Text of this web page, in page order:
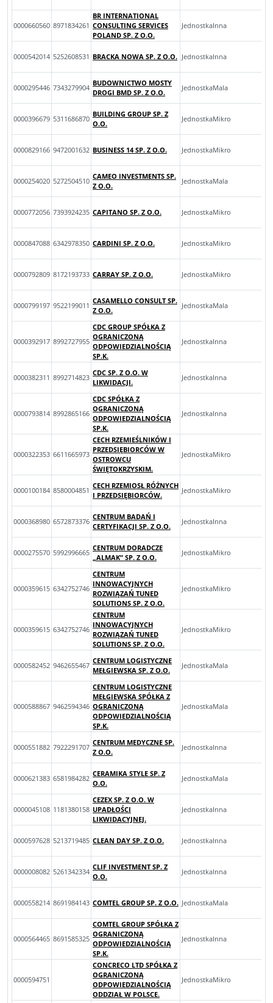
0000660560 8971834261
BR INTERNATIONAL
CONSULTING SERVICES
POLAND SP. Z O.O.
JednostkaInna
0000542014 5252608531 BRACKA NOWA SP. Z O.O. JednostkaInna
0000295446 7343279904
BUDOWNICTWO MOSTY
DROGI BMD SP. Z O.O.
JednostkaMala
0000396679 5311686870
BUILDING GROUP SP. Z
O.O.
JednostkaMikro
0000829166 9472001632 BUSINESS 14 SP. Z O.O. JednostkaMikro
0000254020 5272504510
CAMEO INVESTMENTS SP.
Z O.O.
JednostkaMala
0000772056 7393924235 CAPITANO SP. Z O.O. JednostkaMikro
0000847088 6342978350 CARDINI SP. Z O.O. JednostkaMikro
0000792809 8172193733 CARRAY SP. Z O.O. JednostkaMikro
0000799197 9522199011
CASAMELLO CONSULT SP.
Z O.O.
JednostkaMala
0000392917 8992727955
CDC GROUP SPÓŁKA Z
OGRANICZONĄ
ODPOWIEDZIALNOŚCIĄ
SP.K.
JednostkaInna
0000382311 8992714823
CDC SP. Z O.O. W
LIKWIDACJI.
JednostkaInna
0000793814 8992865166
CDC SPÓŁKA Z
OGRANICZONĄ
ODPOWIEDZIALNOŚCIĄ
SP.K.
JednostkaInna
0000322353 6611665973
CECH RZEMIEŚLNIKÓW I
PRZEDSIĘBIORCÓW W
OSTROWCU
ŚWIĘTOKRZYSKIM.
JednostkaMikro
0000100184 8580004851
CECH RZEMIOSŁ RÓŻNYCH
I PRZEDSIĘBIORCÓW.
JednostkaMikro
0000368980 6572873376
CENTRUM BADAŃ I
CERTYFIKACJI SP. Z O.O.
JednostkaInna
0000275570 5992996665
CENTRUM DORADCZE
„ALMAK” SP. Z O.O.
JednostkaMikro
0000359615 6342752746
CENTRUM
INNOWACYJNYCH
ROZWIĄZAŃ TUNED
SOLUTIONS SP. Z O.O.
JednostkaMikro
0000359615 6342752746
CENTRUM
INNOWACYJNYCH
ROZWIĄZAŃ TUNED
SOLUTIONS SP. Z O.O.
JednostkaMikro
0000582452 9462655467
CENTRUM LOGISTYCZNE
MEŁGIEWSKA SP. Z O.O.
JednostkaMala
0000588867 9462594346
CENTRUM LOGISTYCZNE
MEŁGIEWSKA SPÓŁKA Z
OGRANICZONĄ
ODPOWIEDZIALNOŚCIĄ
SP.K.
JednostkaMala
0000551882 7922291707
CENTRUM MEDYCZNE SP.
Z O.O.
JednostkaInna
0000621383 6581984282
CERAMIKA STYLE SP. Z
O.O.
JednostkaMala
0000045108 1181380158
CEZEX SP. Z O.O. W
UPADŁOŚCI
LIKWIDACYJNEJ.
JednostkaInna
0000597628 5213719485 CLEAN DAY SP. Z O.O. JednostkaInna
0000008082 5261342334
CLIF INVESTMENT SP. Z
O.O.
JednostkaInna
0000558214 8691984143 COMTEL GROUP SP. Z O.O. JednostkaMala
0000564465 8691585325
COMTEL GROUP SPÓŁKA Z
OGRANICZONĄ
ODPOWIEDZIALNOŚCIĄ
SP.K.
JednostkaInna
0000594751
CONCRECO LTD SPÓŁKA Z
OGRANICZONĄ
ODPOWIEDZIALNOŚCIĄ
ODDZIAŁ W POLSCE.
JednostkaMikro